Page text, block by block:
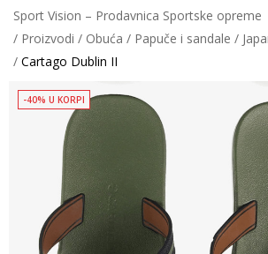
Sport Vision – Prodavnica Sportske opreme
Proizvodi
Obuća Papuče i sandale
Cartago Dublin II
-40% U KORPI